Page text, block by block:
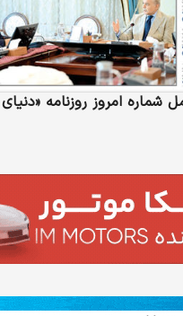
شماره امروز روزنامه «دنیای‌